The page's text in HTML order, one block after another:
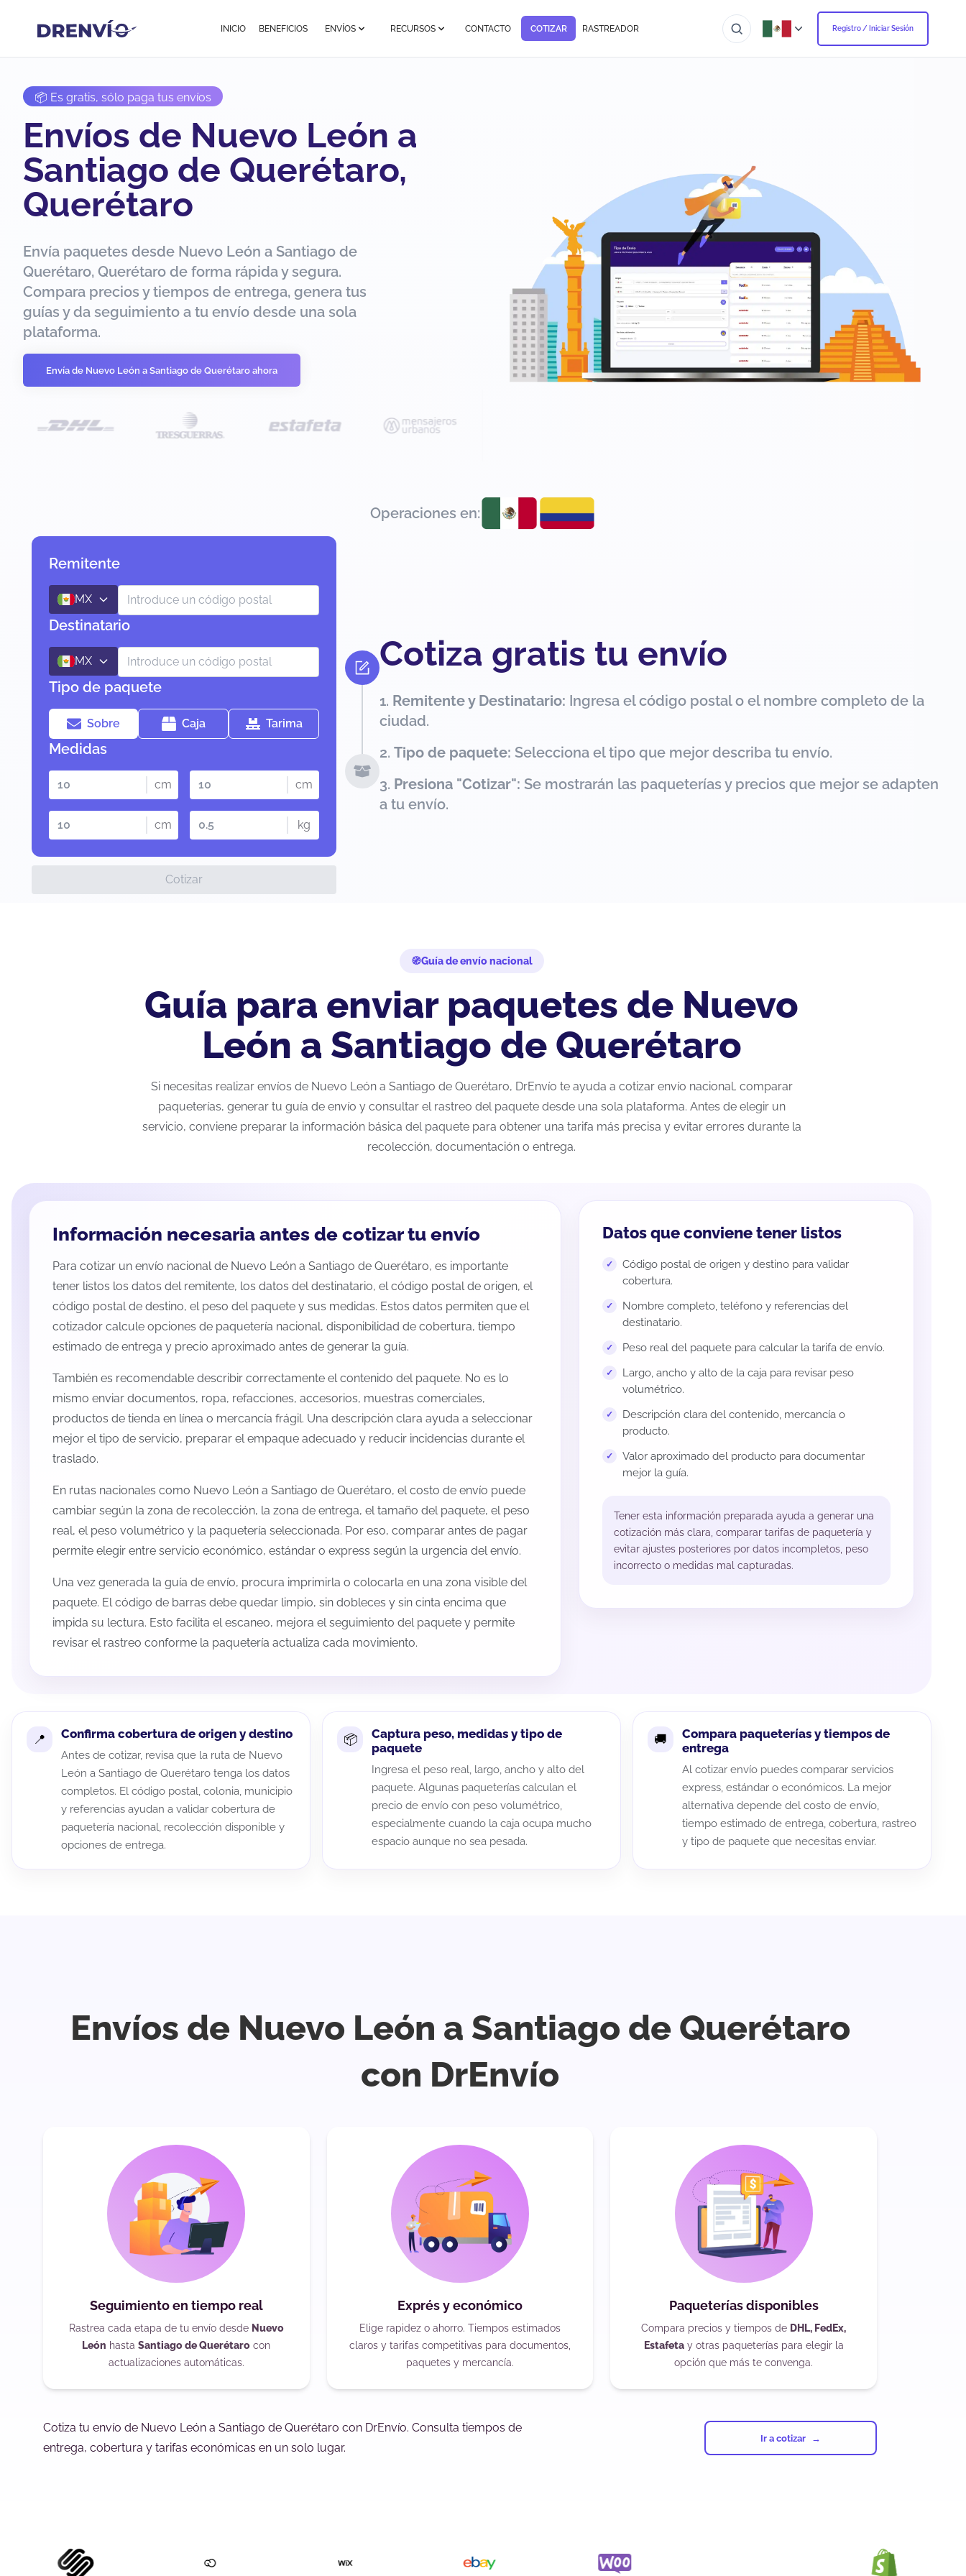
INICIO BENEFICIOS ENVÍOS RECURSOS CONTACTO COTIZAR RASTREADOR Registro / Iniciar Sesión
📦 Es gratis, sólo paga tus envíos
Envíos de Nuevo León a
Santiago de Querétaro,
Querétaro
Envía paquetes desde Nuevo León a Santiago de
Querétaro, Querétaro de forma rápida y segura.
Compara precios y tiempos de entrega, genera tus
guías y da seguimiento a tu envío desde una sola
plataforma.
Envía de Nuevo León a Santiago de Querétaro ahora
Operaciones en:
Remitente
MX
Destinatario
MX
Tipo de paquete
Sobre Caja Tarima
Medidas
cm cm
cm kg
Cotizar
Cotiza gratis tu envío
Remitente y Destinatario: Ingresa el código postal o el nombre completo de la
ciudad.
Tipo de paquete: Selecciona el tipo que mejor describa tu envío.
Presiona "Cotizar": Se mostrarán las paqueterías y precios que mejor se adapten
a tu envío.
Guía de envío nacional
Guía para enviar paquetes de Nuevo
León a Santiago de Querétaro
Si necesitas realizar envíos de Nuevo León a Santiago de Querétaro, DrEnvío te ayuda a cotizar envío nacional, comparar
paqueterías, generar tu guía de envío y consultar el rastreo del paquete desde una sola plataforma. Antes de elegir un
servicio, conviene preparar la información básica del paquete para obtener una tarifa más precisa y evitar errores durante la
recolección, documentación o entrega.
Información necesaria antes de cotizar tu envío
Para cotizar un envío nacional de Nuevo León a Santiago de Querétaro, es importante
tener listos los datos del remitente, los datos del destinatario, el código postal de origen, el
código postal de destino, el peso del paquete y sus medidas. Estos datos permiten que el
cotizador calcule opciones de paquetería nacional, disponibilidad de cobertura, tiempo
estimado de entrega y precio aproximado antes de generar la guía.
También es recomendable describir correctamente el contenido del paquete. No es lo
mismo enviar documentos, ropa, refacciones, accesorios, muestras comerciales,
productos de tienda en línea o mercancía frágil. Una descripción clara ayuda a seleccionar
mejor el tipo de servicio, preparar el empaque adecuado y reducir incidencias durante el
traslado.
En rutas nacionales como Nuevo León a Santiago de Querétaro, el costo de envío puede
cambiar según la zona de recolección, la zona de entrega, el tamaño del paquete, el peso
real, el peso volumétrico y la paquetería seleccionada. Por eso, comparar antes de pagar
permite elegir entre servicio económico, estándar o express según la urgencia del envío.
Una vez generada la guía de envío, procura imprimirla o colocarla en una zona visible del
paquete. El código de barras debe quedar limpio, sin dobleces y sin cinta encima que
impida su lectura. Esto facilita el escaneo, mejora el seguimiento del paquete y permite
revisar el rastreo conforme la paquetería actualiza cada movimiento.
Datos que conviene tener listos
Código postal de origen y destino para validar
cobertura.
Nombre completo, teléfono y referencias del
destinatario.
Peso real del paquete para calcular la tarifa de envío.
Largo, ancho y alto de la caja para revisar peso
volumétrico.
Descripción clara del contenido, mercancía o
producto.
Valor aproximado del producto para documentar
mejor la guía.
Tener esta información preparada ayuda a generar una
cotización más clara, comparar tarifas de paquetería y
evitar ajustes posteriores por datos incompletos, peso
incorrecto o medidas mal capturadas.
Confirma cobertura de origen y destino
Antes de cotizar, revisa que la ruta de Nuevo
León a Santiago de Querétaro tenga los datos
completos. El código postal, colonia, municipio
y referencias ayudan a validar cobertura de
paquetería nacional, recolección disponible y
opciones de entrega.
Captura peso, medidas y tipo de
paquete
Ingresa el peso real, largo, ancho y alto del
paquete. Algunas paqueterías calculan el
precio de envío con peso volumétrico,
especialmente cuando la caja ocupa mucho
espacio aunque no sea pesada.
Compara paqueterías y tiempos de
entrega
Al cotizar envío puedes comparar servicios
express, estándar o económicos. La mejor
alternativa depende del costo de envío,
tiempo estimado de entrega, cobertura, rastreo
y tipo de paquete que necesitas enviar.
Envíos de Nuevo León a Santiago de Querétaro
con DrEnvío
Seguimiento en tiempo real
Rastrea cada etapa de tu envío desde Nuevo
León hastaSantiago de Querétaro con
actualizaciones automáticas.
Exprés y económico
Elige rapidez o ahorro. Tiempos estimados
claros y tarifas competitivas para documentos,
paquetes y mercancía.
Paqueterías disponibles
Compara precios y tiempos de DHL, FedEx,
Estafetay otras paqueterías para elegir la
opción que más te convenga.
Cotiza tu envío de Nuevo León a Santiago de Querétaro con DrEnvío. Consulta tiempos de
entrega, cobertura y tarifas económicas en un solo lugar.
Ir a cotizar